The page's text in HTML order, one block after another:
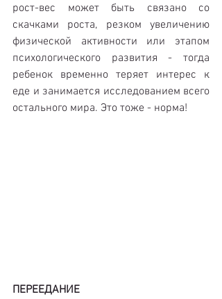
рост-вес может быть связано со
скачками роста, резком увеличению
физической активности или этапом
психологического развития - тогда
ребенок временно теряет интерес к
еде и занимается исследованием всего
остального мира. Это тоже - норма!
ПЕРЕЕДАНИЕ